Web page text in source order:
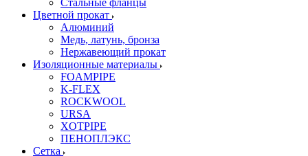
Стальные фланцы
Цветной прокат
Алюминий
Медь, латунь, бронза
Нержавеющий прокат
Изоляционные материалы
FOAMPIPE
K-FLEX
ROCKWOOL
URSA
XOTPIPE
ПЕНОПЛЭКС
Сетка